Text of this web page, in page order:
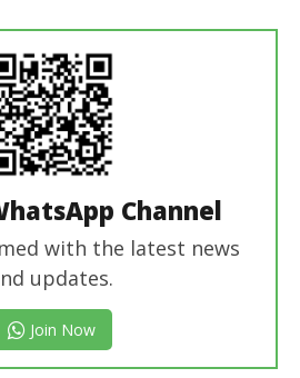
Channel
with the latest news
updates.
Join Now